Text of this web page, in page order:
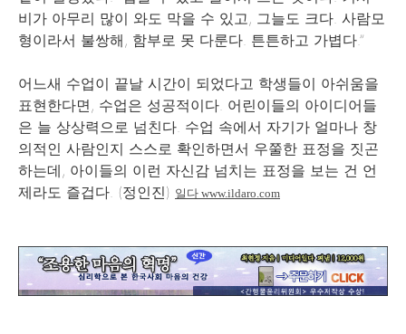
비가 아무리 많이 와도 막을 수 있고, 그늘도 크다. 사람모
형이라서 불쌍해, 함부로 못 다룬다. 튼튼하고 가볍다.”
어느새 수업이 끝날 시간이 되었다고 학생들이 아쉬움을
표현한다면, 수업은 성공적이다. 어린이들의 아이디어들
은 늘 상상력으로 넘친다. 수업 속에서 자기가 얼마나 창
의적인 사람인지 스스로 확인하면서 우쭐한 표정을 짓곤
하는데, 아이들의 이런 자신감 넘치는 표정을 보는 건 언
제라도 즐겁다. (정인진) 일다 www.ildaro.com